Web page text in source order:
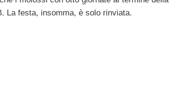
La festa, insomma, è solo rinviata.